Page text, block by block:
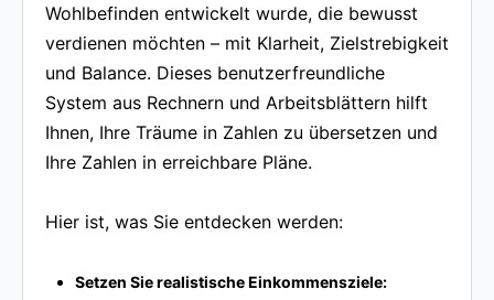
Wohlbefinden entwickelt wurde, die bewusst
verdienen möchten – mit Klarheit, Zielstrebigkeit
und Balance. Dieses benutzerfreundliche
System aus Rechnern und Arbeitsblättern hilft
Ihnen, Ihre Träume in Zahlen zu übersetzen und
Ihre Zahlen in erreichbare Pläne.
Hier ist, was Sie entdecken werden:
Setzen Sie realistische Einkommensziele: